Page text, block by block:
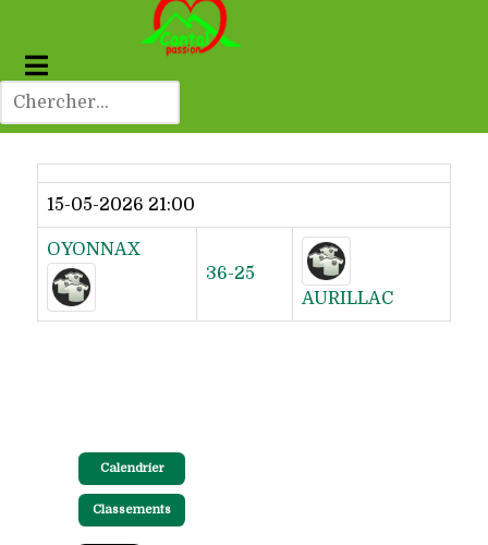
Dernier résultat
15-05-2026 21:00
OYONNAX
36-25
AURILLAC
Calendrier
Classements